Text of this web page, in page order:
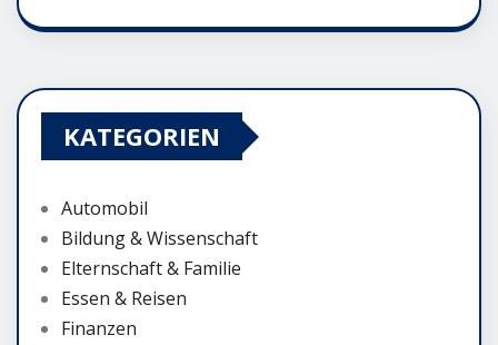
KATEGORIEN
Automobil
Bildung & Wissenschaft
Elternschaft & Familie
Essen & Reisen
Finanzen